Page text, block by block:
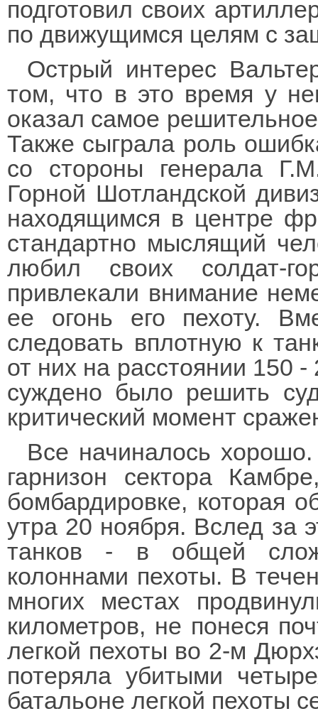
подготовил своих
по движущимся целям с
Острый интерес
том, что в это время у
оказал самое
Также сыграла роль
со стороны генерала
Горной Шотландской
находящимся в центре
стандартно мыслящий
любил своих солдат-
привлекали внимание
ее огонь его пехоту.
следовать вплотную к
от них на расстоянии 150
суждено было решить
критический момент
Все начиналось
гарнизон сектора
бомбардировке, которая
утра 20 ноября. Вслед за
танков - в общей
колоннами пехоты. В
многих местах
километров, не понеся
легкой пехоты во 2-м
потеряла убитыми
батальоне легкой пехоты